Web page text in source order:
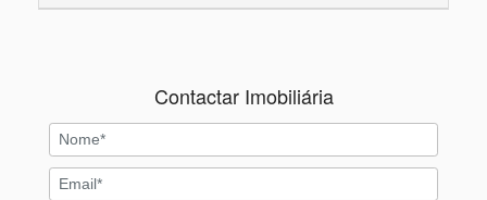
Contactar Imobiliária